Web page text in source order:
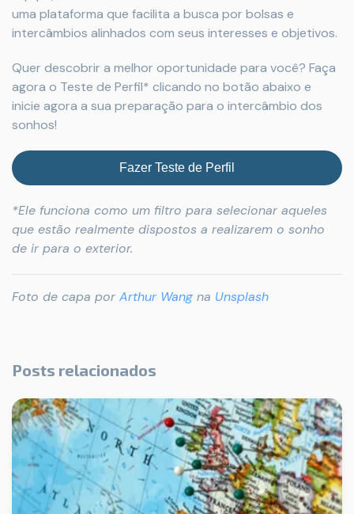
uma plataforma que facilita a busca por bolsas e
intercâmbios alinhados com seus interesses e objetivos.
Quer descobrir a melhor oportunidade para você? Faça
agora o Teste de Perfil* clicando no botão abaixo e
inicie agora a sua preparação para o intercâmbio dos
sonhos!
Fazer Teste de Perfil
*Ele funciona como um filtro para selecionar aqueles
que estão realmente dispostos a realizarem o sonho
de ir para o exterior.
Foto de capa por Arthur Wang na Unsplash
Posts relacionados